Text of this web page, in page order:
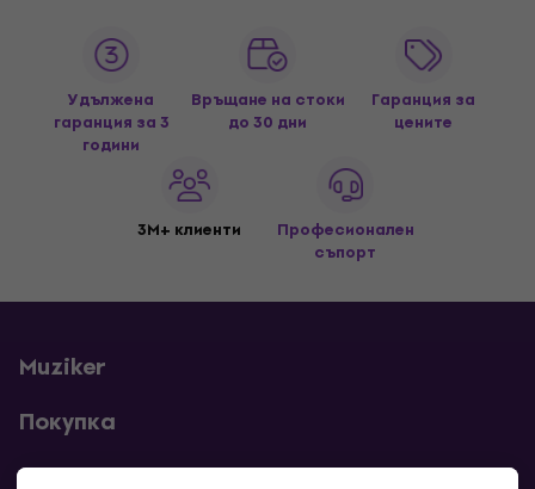
Удължена
гаранция за 3
години
Връщане на стоки
до 30 дни
Гаранция за
цените
3M+ клиенти
Професионален
съпорт
Muziker
Покупка
Полезни линкове